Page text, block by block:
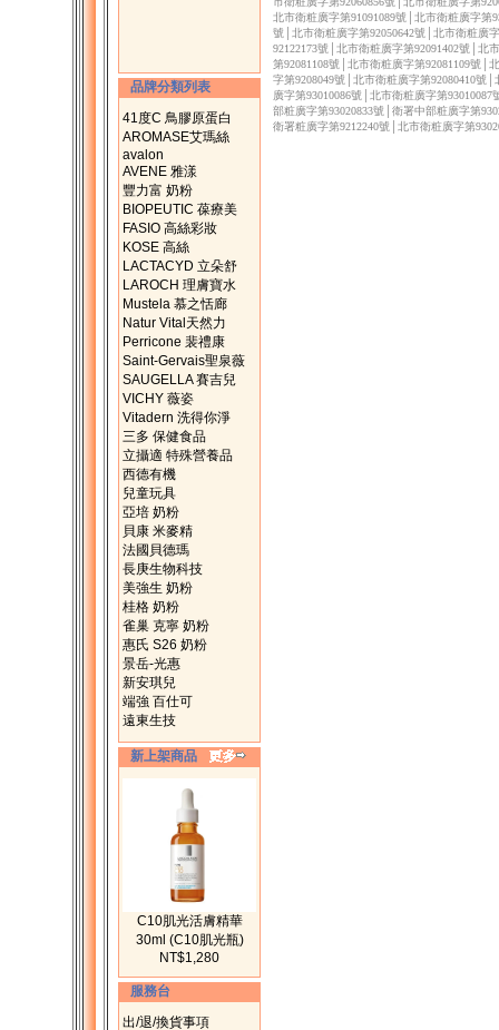
品牌分類列表
41度C 鳥膠原蛋白
AROMASE艾瑪絲
avalon
AVENE 雅漾
豐力富 奶粉
BIOPEUTIC 葆療美
FASIO 高絲彩妝
KOSE 高絲
LACTACYD 立朵舒
LAROCH 理膚寶水
Mustela 慕之恬廊
Natur Vital天然力
Perricone 裴禮康
Saint-Gervais聖泉薇
SAUGELLA 賽吉兒
VICHY 薇姿
Vitadern 洗得你淨
三多 保健食品
立攝適 特殊營養品
西德有機
兒童玩具
亞培 奶粉
貝康 米麥精
法國貝德瑪
長庚生物科技
美強生 奶粉
桂格 奶粉
雀巢 克寧 奶粉
惠氏 S26 奶粉
景岳-光惠
新安琪兒
端強 百仕可
遠東生技
新上架商品
C10肌光活膚精華
30ml (C10肌光瓶)
NT$1,280
服務台
出/退/換貨事項
北市衛粧廣字第91091089號│北市衛粧廣字第
號│北市衛粧廣字第92050642號│北市衛粧廣
92122173號│北市衛粧廣字第92091402號│北
第92081108號│北市衛粧廣字第92081109號│
字第9208049號│北市衛粧廣字第92080410號
廣字第93010086號│北市衛粧廣字第
部粧廣字第93020833號│衛署中部粧廣字第
衛署粧廣字第9212240號│北市衛粧廣字第